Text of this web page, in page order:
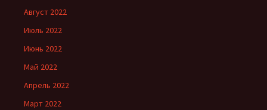
Август 2022
Июль 2022
Июнь 2022
Май 2022
Апрель 2022
Март 2022